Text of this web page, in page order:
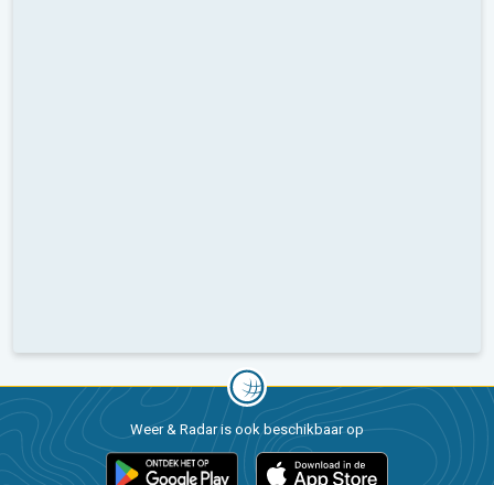
Weer & Radar is ook beschikbaar op